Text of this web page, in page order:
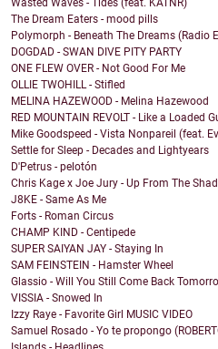
Wasted Waves - Tides (feat. KATNR)
The Dream Eaters - mood pills
Polymorph - Beneath The Dreams (Radio
DOGDAD - SWAN DIVE PITY PARTY
ONE FLEW OVER - Not Good For Me
OLLIE TWOHILL - Stifled
MELINA HAZEWOOD - Melina Hazewood
RED MOUNTAIN REVOLT - Like a Loaded
Mike Goodspeed - Vista Nonpareil (feat.
Settle for Sleep - Decades and Lightyears
D'Petrus - pelotón
Chris Kage x Joe Jury - Up From The
J8KE - Same As Me
Forts - Roman Circus
CHAMP KIND - Centipede
SUPER SAIYAN JAY - Staying In
SAM FEINSTEIN - Hamster Wheel
Glassio - Will You Still Come Back
VISSIA - Snowed In
Izzy Raye - Favorite Girl MUSIC VIDEO
Samuel Rosado - Yo te propongo